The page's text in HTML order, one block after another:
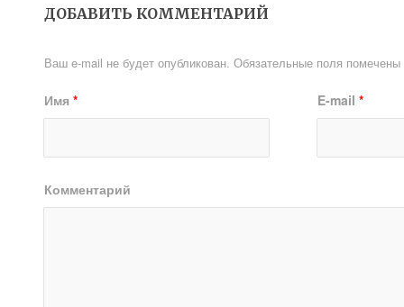
ДОБАВИТЬ КОММЕНТАРИЙ
Ваш e-mail не будет опубликован. Обязательные поля помечены
Имя * E-mail *
Комментарий